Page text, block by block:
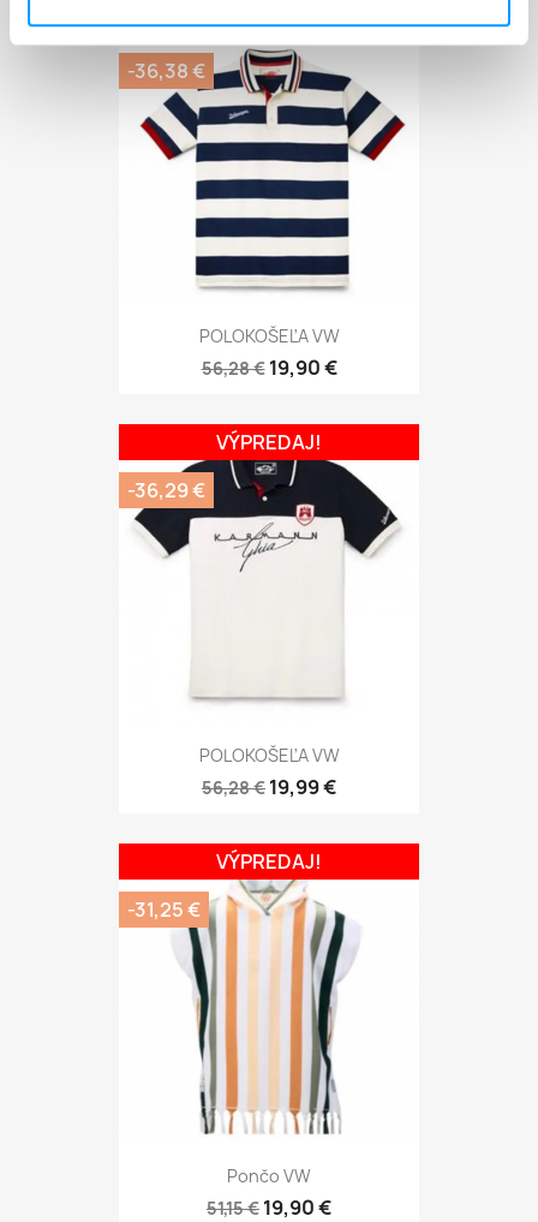
POLOKOŠEĽA VW
56,28 € 19,90 €
VÝPREDAJ!
-36,38 €
POLOKOŠEĽA VW
56,28 € 19,99 €
VÝPREDAJ!
-36,29 €
Pončo VW
51,15 € 19,90 €
VÝPREDAJ!
-31,25 €